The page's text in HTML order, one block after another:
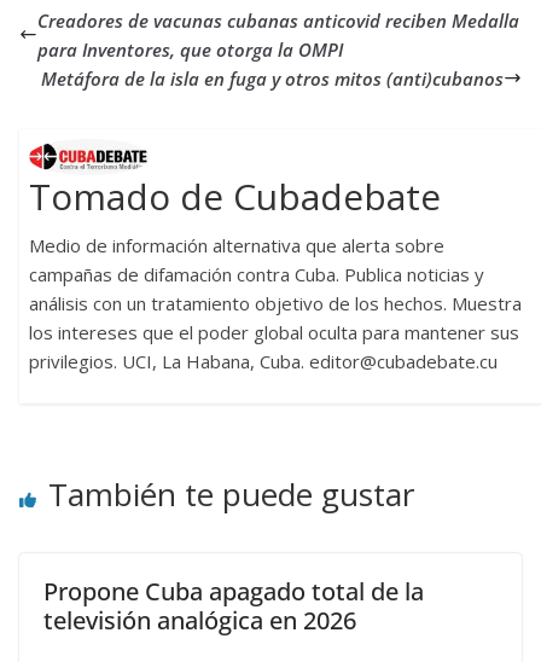
Creadores de vacunas cubanas anticovid reciben Medalla
para Inventores, que otorga la OMPI
Metáfora de la isla en fuga y otros mitos (anti)cubanos
Tomado de Cubadebate
Medio de información alternativa que alerta sobre
campañas de difamación contra Cuba. Publica noticias y
análisis con un tratamiento objetivo de los hechos. Muestra
los intereses que el poder global oculta para mantener sus
privilegios. UCI, La Habana, Cuba. editor@cubadebate.cu
También te puede gustar
Propone Cuba apagado total de la
televisión analógica en 2026